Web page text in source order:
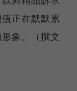
正在默默累
象。（撰文